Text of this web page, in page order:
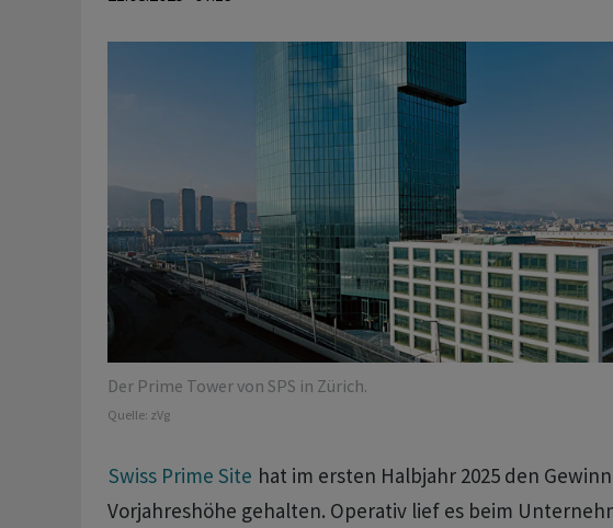
Der Prime Tower von SPS in Zürich.
Quelle: zVg
Swiss Prime Site hat im ersten Halbjahr 2025 den
Vorjahreshöhe gehalten. Operativ lief es beim